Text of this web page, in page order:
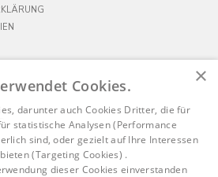
×
Cookies.
darunter auch Cookies Dritter, die für
statistische Analysen (Performance
sind, oder gezielt auf Ihre Interessen
(Targeting Cookies) .
dieser Cookies einverstanden